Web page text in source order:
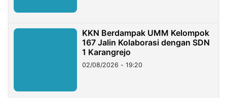
KKN Berdampak UMM Kelompok
167 Jalin Kolaborasi dengan SDN
1 Karangrejo
02/08/2026 - 19:20